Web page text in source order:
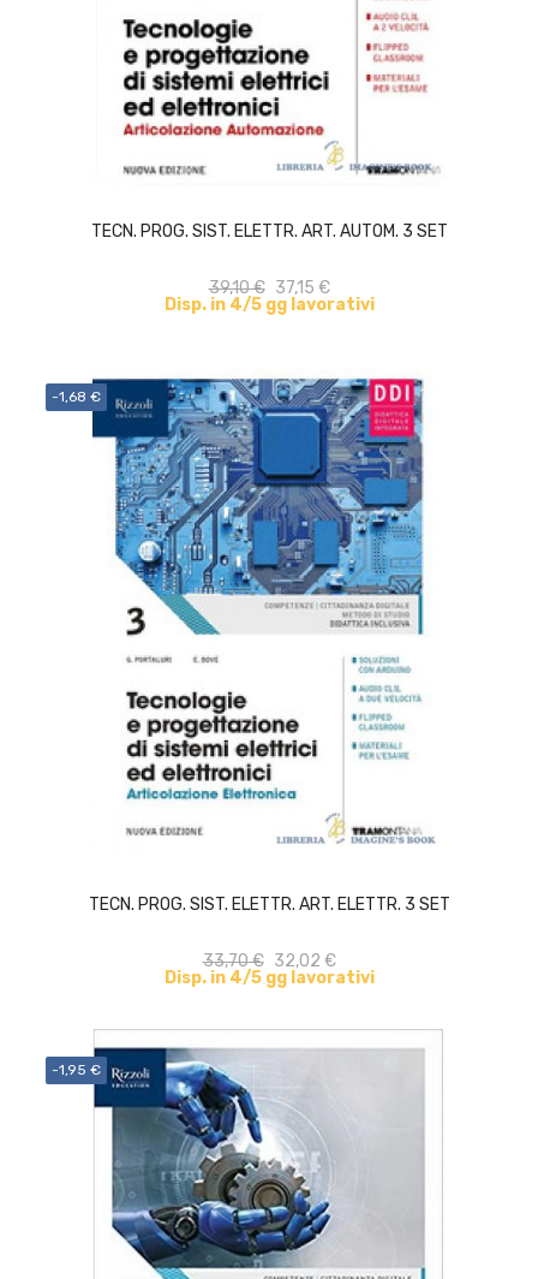
TECN. PROG. SIST. ELETTR. ART. AUTOM. 3 SET
39,10 € 37,15 €
Disp. in 4/5 gg lavorativi
-1,68 €
TECN. PROG. SIST. ELETTR. ART. ELETTR. 3 SET
33,70 € 32,02 €
Disp. in 4/5 gg lavorativi
-1,95 €